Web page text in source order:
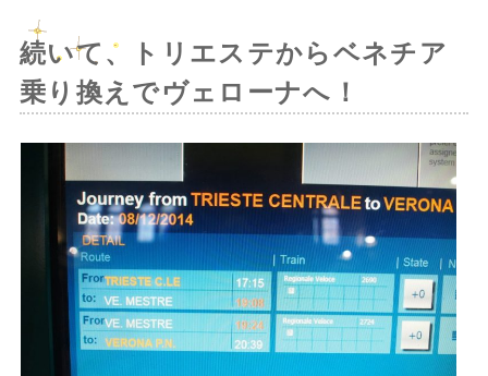
続いて、トリエステからベネチア
乗り換えでヴェローナへ！